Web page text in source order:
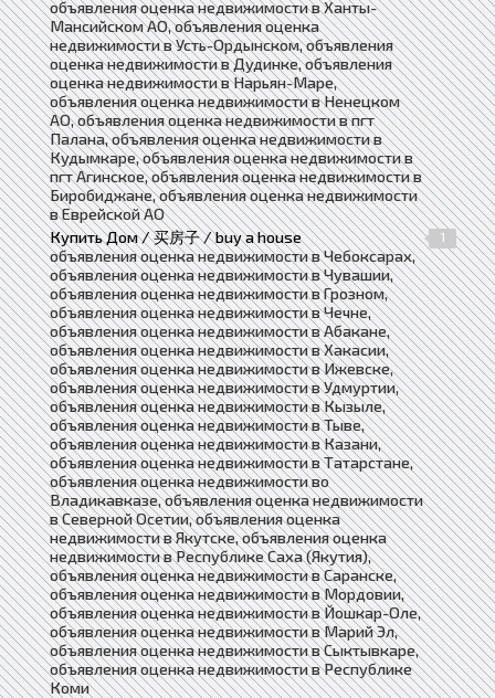
объявления оценка недвижимости в Ханты-
Мансийском АО, объявления оценка
недвижимости в Усть-Ордынском, объявления
оценка недвижимости в Дудинке, объявления
оценка недвижимости в Нарьян-Маре,
объявления оценка недвижимости в Ненецком
АО, объявления оценка недвижимости в пгт
Палана, объявления оценка недвижимости в
Кудымкаре, объявления оценка недвижимости в
пгт Агинское, объявления оценка недвижимости в
Биробиджане, объявления оценка недвижимости
в Еврейской АО
Купить Дом / 买房子 / buy a house
1
объявления оценка недвижимости в Чебоксарах,
объявления оценка недвижимости в Чувашии,
объявления оценка недвижимости в Грозном,
объявления оценка недвижимости в Чечне,
объявления оценка недвижимости в Абакане,
объявления оценка недвижимости в Хакасии,
объявления оценка недвижимости в Ижевске,
объявления оценка недвижимости в Удмуртии,
объявления оценка недвижимости в Кызыле,
объявления оценка недвижимости в Тыве,
объявления оценка недвижимости в Казани,
объявления оценка недвижимости в Татарстане,
объявления оценка недвижимости во
Владикавказе, объявления оценка недвижимости
в Северной Осетии, объявления оценка
недвижимости в Якутске, объявления оценка
недвижимости в Республике Саха (Якутия),
объявления оценка недвижимости в Саранске,
объявления оценка недвижимости в Мордовии,
объявления оценка недвижимости в Йошкар-Оле,
объявления оценка недвижимости в Марий Эл,
объявления оценка недвижимости в Сыктывкаре,
объявления оценка недвижимости в Республике
Коми